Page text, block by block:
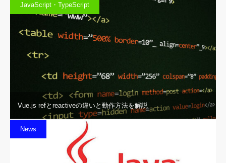
JavaScript・TypeScript
Vue.js refとreactiveの違いと動作方法を解説
News